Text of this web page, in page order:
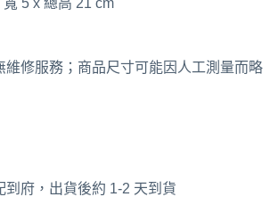
維修服務；商品尺寸可能因人工測量而略
到府，出貨後約 1-2 天到貨